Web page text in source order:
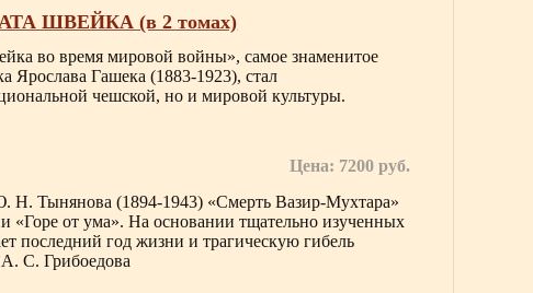
ШВЕЙКА (в 2 томах)
во время мировой войны», самое знаменитое
Ярослава Гашека (1883-1923), стал
чешской, но и мировой культуры.
Цена: 7200 руб.
Н. Тынянова (1894-1943) «Смерть Вазир-Мухтара»
«Горе от ума». На основании тщательно изученных
последний год жизни и трагическую гибель
А. С. Грибоедова